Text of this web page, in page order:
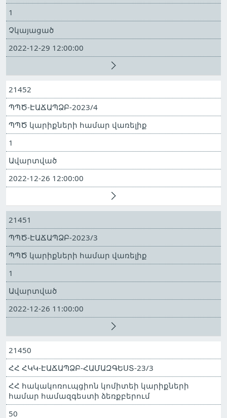
1
Չկայացած
2022-12-29 12:00:00
21452
ՊՊԾ-ԷԱՃԱՊՁԲ-2023/4
ՊՊԾ կարիքների համար վառելիք
1
Ավարտված
2022-12-26 12:00:00
21451
ՊՊԾ-ԷԱՃԱՊՁԲ-2023/3
ՊՊԾ կարիքների համար վառելիք
1
Ավարտված
2022-12-26 11:00:00
21450
ՀՀ ՀԿԿ-ԷԱՃԱՊՁԲ-ՀԱՄԱԶԳԵՍՏ-23/3
ՀՀ հակակոռուպցիոն կոմիտեի կարիքների
համար համազգեստի ձեռքբերում
50